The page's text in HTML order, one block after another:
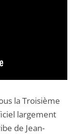
la Troisième
largement
de Jean-